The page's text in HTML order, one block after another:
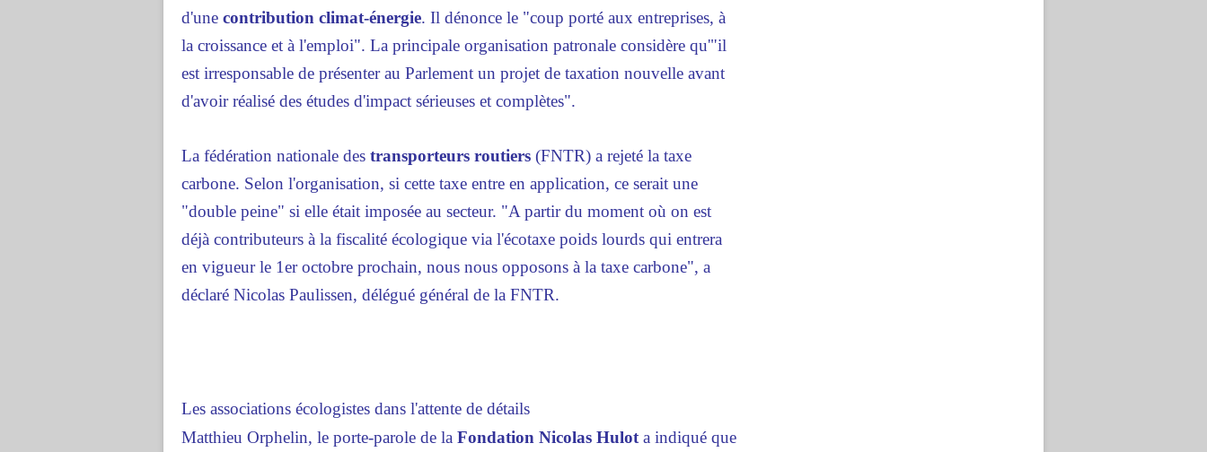
d'une contribution climat-énergie. Il dénonce le "coup porté aux entreprises, à
la croissance et à l'emploi". La principale organisation patronale considère qu'"il
est irresponsable de présenter au Parlement un projet de taxation nouvelle avant
d'avoir réalisé des études d'impact sérieuses et complètes".
La fédération nationale des transporteurs routiers (FNTR) a rejeté la taxe
carbone. Selon l'organisation, si cette taxe entre en application, ce serait une
"double peine" si elle était imposée au secteur. "A partir du moment où on est
déjà contributeurs à la fiscalité écologique via l'écotaxe poids lourds qui entrera
en vigueur le 1er octobre prochain, nous nous opposons à la taxe carbone", a
déclaré Nicolas Paulissen, délégué général de la FNTR.
Les associations écologistes dans l'attente de détails
Matthieu Orphelin, le porte-parole de la Fondation Nicolas Hulot a indiqué que